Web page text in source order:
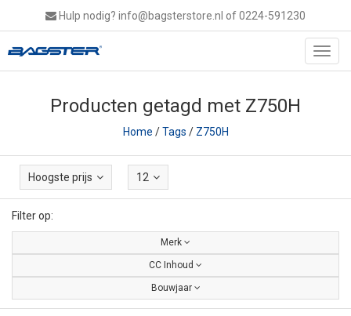
Hulp nodig? info@bagsterstore.nl of 0224-591230
Producten getagd met Z750H
Home /Tags / Z750H
Hoogste prijs 12
Filter op:
Merk
CC Inhoud
Bouwjaar